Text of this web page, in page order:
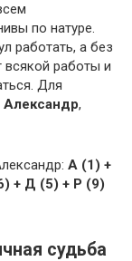
по натуре.
работать, а без
всякой работы и
Для
Александр,
А (1) +
+ Д (5) + Р (9)
судьба